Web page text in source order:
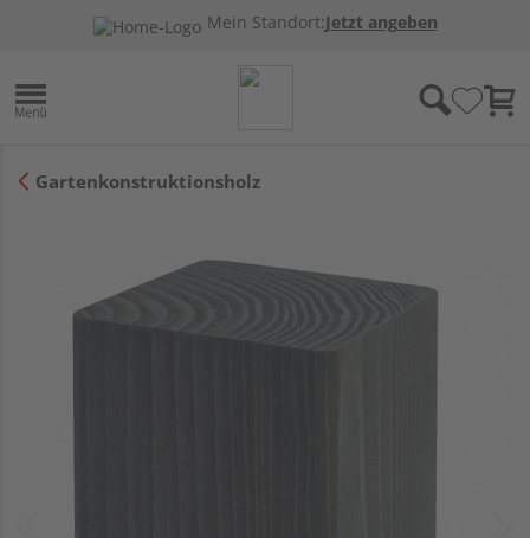
Mein Standort:Jetzt angeben
Gartenkonstruktionsholz